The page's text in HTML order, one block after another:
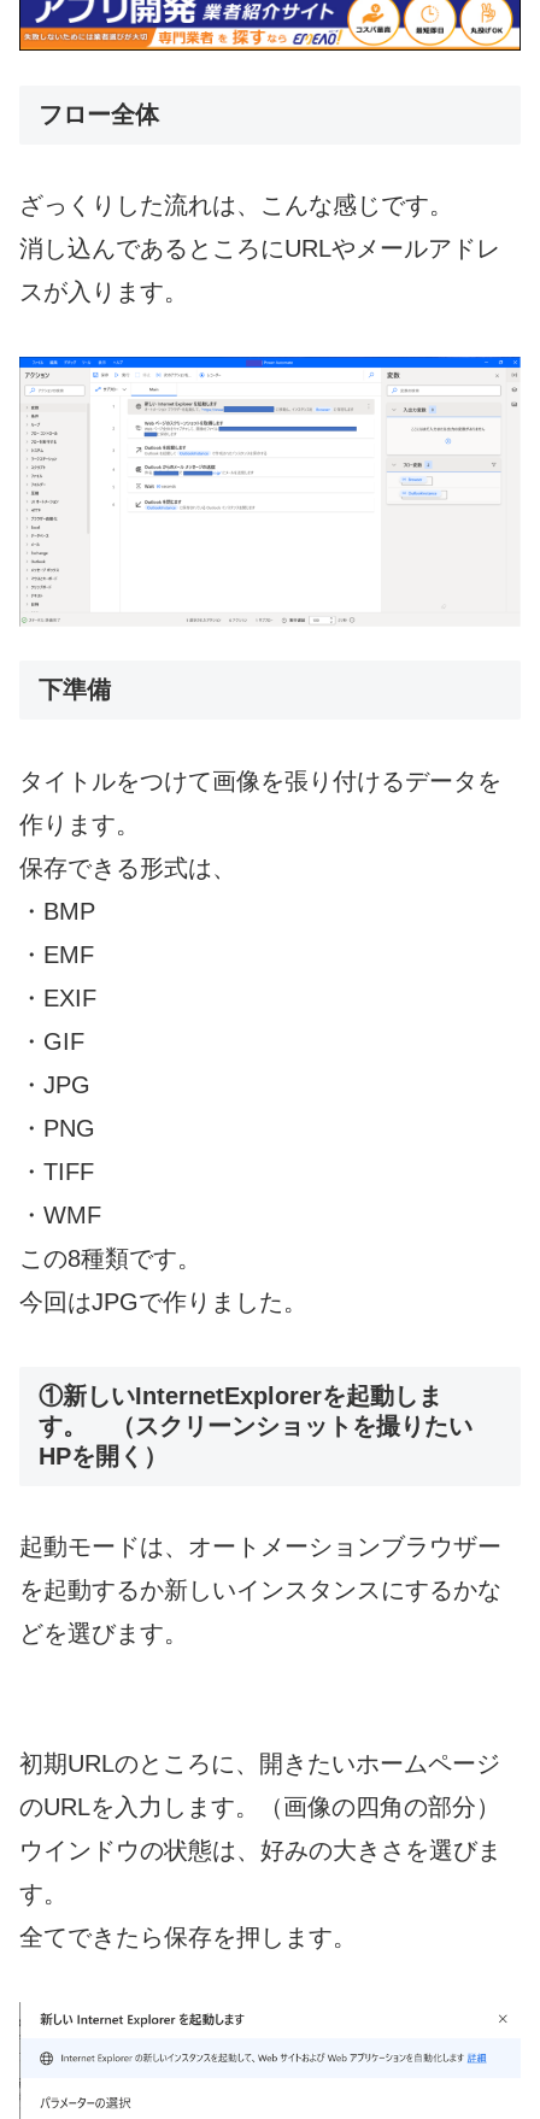
フロー全体
ざっくりした流れは、こんな感じです。
消し込んであるところにURLやメールアドレ
スが入ります。
下準備
タイトルをつけて画像を張り付けるデータを
作ります。
保存できる形式は、
・BMP
・EMF
・EXIF
・GIF
・JPG
・PNG
・TIFF
・WMF
この8種類です。
今回はJPGで作りました。
①新しいInternetExplorerを起動しま
す。 （スクリーンショットを撮りたい
HPを開く）
起動モードは、オートメーションブラウザー
を起動するか新しいインスタンスにするかな
どを選びます。
初期URLのところに、開きたいホームページ
のURLを入力します。（画像の四角の部分）
ウインドウの状態は、好みの大きさを選びま
す。
全てできたら保存を押します。